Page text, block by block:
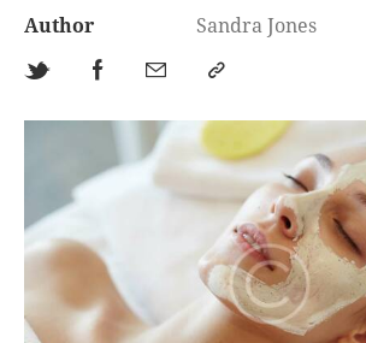
Author
Sandra Jones